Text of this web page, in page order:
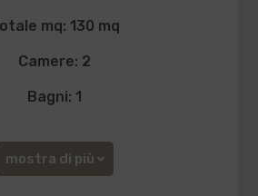
mq: 130 mq
Camere: 2
Bagni: 1
mostra di più